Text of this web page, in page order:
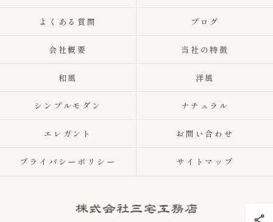
よくある質問 ブログ
会社概要 当社の特徴
和風 洋風
シンプルモダン ナチュラル
エレガント お問い合わせ
プライバシーポリシー サイトマップ